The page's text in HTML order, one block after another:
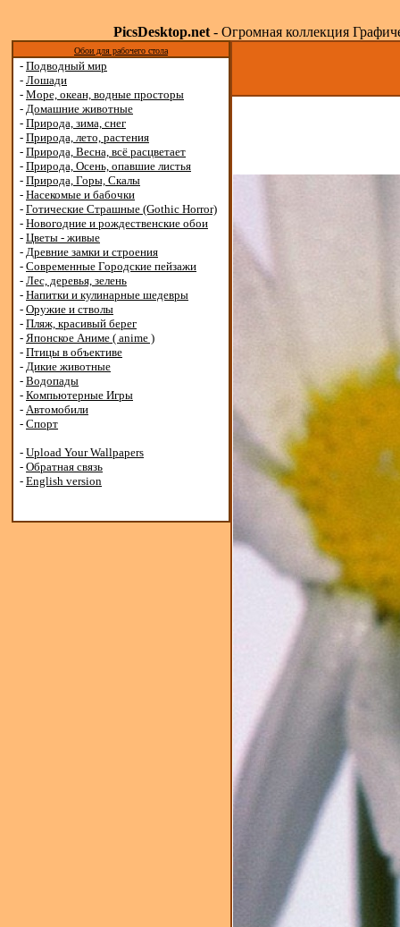
PicsDesktop.net- Огромная коллекция
Обои для рабочего стола
- Подводный мир
- Лошади
- Море, океан, водные просторы
- Домашние животные
- Природа, зима, снег
- Природа, лето, растения
- Природа, Весна, всё расцветает
- Природа, Осень, опавшие листья
- Природа, Горы, Скалы
- Насекомые и бабочки
- Готические Страшные (Gothic Horror)
- Новогодние и рождественские обои
- Цветы - живые
- Древние замки и строения
- Современные Городские пейзажи
- Лес, деревья, зелень
- Напитки и кулинарные шедевры
- Оружие и стволы
- Пляж, красивый берег
- Японское Аниме ( anime )
- Птицы в объективе
- Дикие животные
- Водопады
- Компьютерные Игры
- Автомобили
- Спорт
- Upload Your Wallpapers
- Обратная связь
- English version